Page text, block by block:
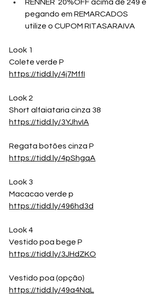
RENNER  20%OFF acima de 249 e
pegando em REMARCADOS
utilize o CUPOM RITASARAIVA
Look 1
Colete verde P
https://tidd.ly/4j7MffI
Look 2
Short alfaiataria cinza 38
https://tidd.ly/3YJhvIA
Regata botões cinza P
https://tidd.ly/4pShgqA
Look 3
Macacao verde p
https://tidd.ly/496hd3d
Look 4
Vestido poa bege P
https://tidd.ly/3JHdZKO
Vestido poa (opção)
https://tidd.ly/49a4NaL